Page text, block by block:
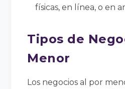
físicas, en línea, o en
Tipos de
Menor
Los negocios al por